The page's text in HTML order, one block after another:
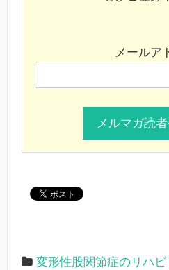
メールア
変形性股関節症のリハビ